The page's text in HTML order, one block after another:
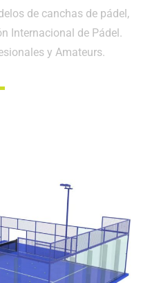
de canchas de pádel,
Internacional de Pádel.
y Amateurs.